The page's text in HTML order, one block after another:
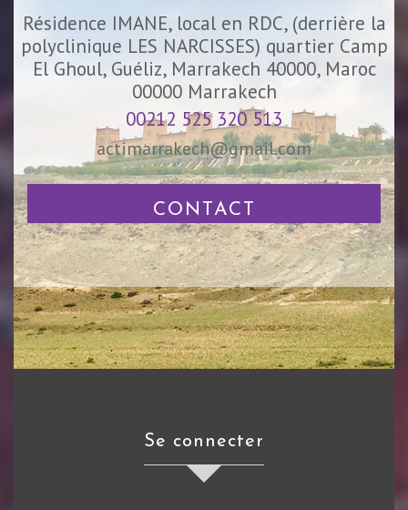
Résidence IMANE, local en RDC, (derrière la
polyclinique LES NARCISSES) quartier Camp
El Ghoul, Guéliz, Marrakech 40000, Maroc
00000 Marrakech
00212 525 320 513
actimarrakech@gmail.com
CONTACT
se connecter